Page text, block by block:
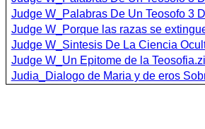
Judge W_Palabras De Un Teosofo 3
Judge W_Porque las razas se
Judge W_Sintesis De La Ciencia
Judge W_Un Epitome de la
Judia_Dialogo de Maria y de eros